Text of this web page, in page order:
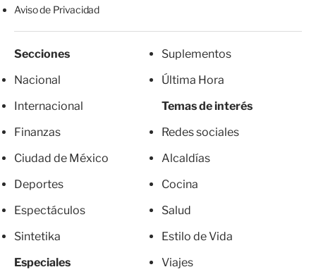
Aviso de Privacidad
Secciones
Nacional
Internacional
Finanzas
Ciudad de México
Deportes
Espectáculos
Sintetika
Especiales
Suplementos
Última Hora
Temas de interés
Redes sociales
Alcaldías
Cocina
Salud
Estilo de Vida
Viajes